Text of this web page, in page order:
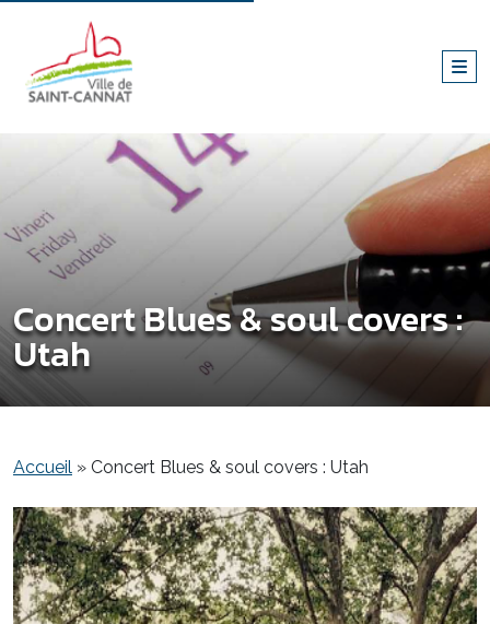
Concert Blues & soul covers :
Utah
Accueil » Concert Blues & soul covers : Utah